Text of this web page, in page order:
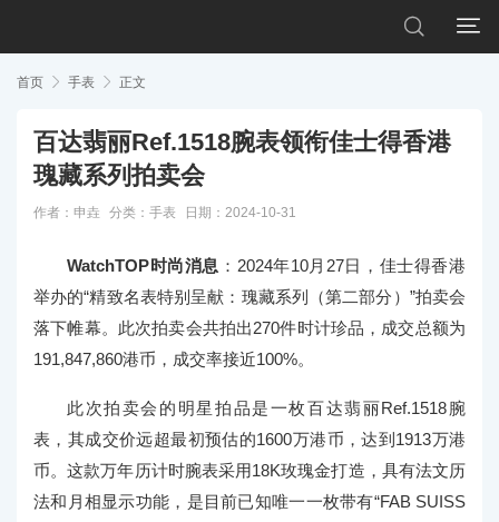


首页  手表  正文
百达翡丽Ref.1518腕表领衔佳士得香港
瑰藏系列拍卖会
作者：申垚 分类： 手表 日期：2024-10-31
WatchTOP时尚消息 ：2024年10月27日，佳士得香港
举办的“精致名表特别呈献：瑰藏系列（第二部分）”拍卖会
落下帷幕。此次拍卖会共拍出270件时计珍品，成交总额为
191,847,860港币，成交率接近100%。
此次拍卖会的明星拍品是一枚百达翡丽Ref.1518腕
表，其成交价远超最初预估的1600万港币，达到1913万港
币。这款万年历计时腕表采用18K玫瑰金打造，具有法文历
法和月相显示功能，是目前已知唯一一枚带有“FAB SUISS